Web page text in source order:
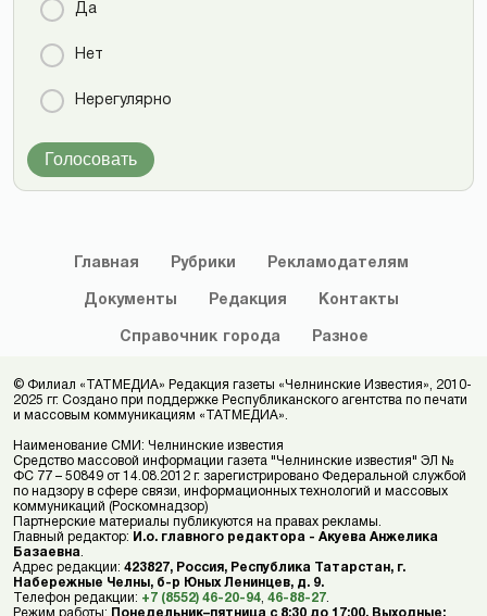
Да
Нет
Нерегулярно
Голосовать
Главная Рубрики Рекламодателям
Документы Редакция Контакты
Справочник города Разное
© Филиал «ТАТМЕДИА» Редакция газеты «Челнинские Известия», 2010-
2025 гг. Создано при поддержке Республиканского агентства по печати
и массовым коммуникациям «ТАТМЕДИА».
Наименование СМИ: Челнинские известия
Средство массовой информации газета "Челнинские известия" ЭЛ №
ФС 77 – 50849 от 14.08.2012 г. зарегистрировано Федеральной службой
по надзору в сфере связи, информационных технологий и массовых
коммуникаций (Роскомнадзор)
Партнерские материалы публикуются на правах рекламы.
Главный редактор: И.о. главного редактора - Акуева Анжелика
Базаевна
Адрес редакции: 423827, Россия, Республика Татарстан, г.
Набережные Челны, б-р Юных Ленинцев, д. 9.
Телефон редакции: +7 (8552) 46-20-94 46-88-27
Режим работы: Понедельник–пятница с 8:30 до 17:00. Выходные: